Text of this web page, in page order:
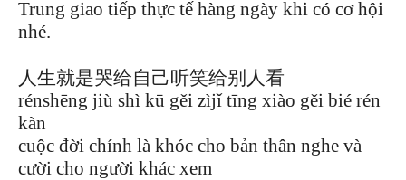
Trung giao tiếp thực tế hàng ngày khi có cơ hội
nhé.
人生就是哭给自己听笑给别人看
rénshēng jiù shì kū gěi zìjǐ tīng xiào gěi bié rén
kàn
cuộc đời chính là khóc cho bản thân nghe và
cười cho người khác xem